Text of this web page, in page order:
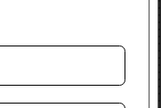
的鄂破和反击破，
目，用什么磨粉设